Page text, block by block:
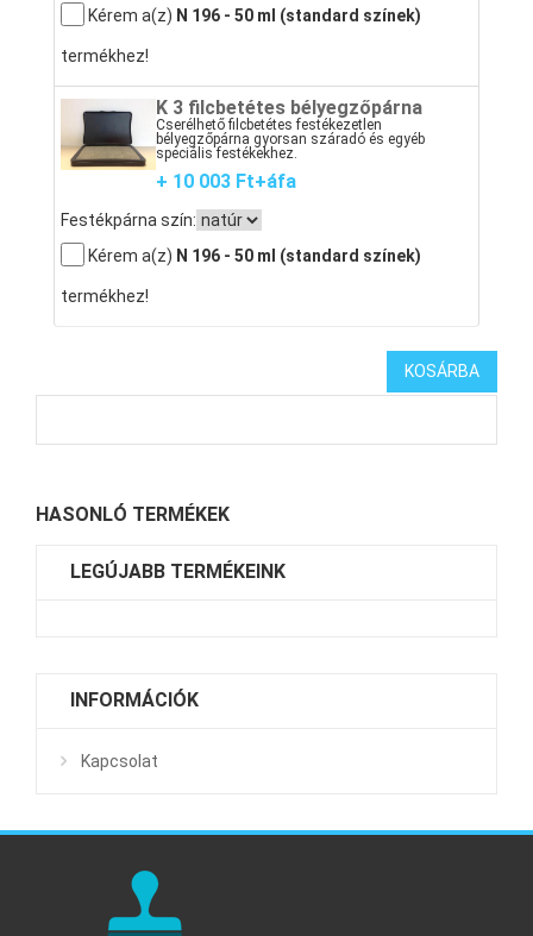
Kérem a(z) N 196 - 50 ml (standard színek)
termékhez!
K 3 filcbetétes bélyegzőpárna
Cserélhető filcbetétes festékezetlen
bélyegzőpárna gyorsan száradó és egyéb
speciális festékekhez.
+ 10 003 Ft+áfa
Festékpárna szín:
Kérem a(z) N 196 - 50 ml (standard színek)
termékhez!
HASONLÓ TERMÉKEK
LEGÚJABB TERMÉKEINK
INFORMÁCIÓK
Kapcsolat